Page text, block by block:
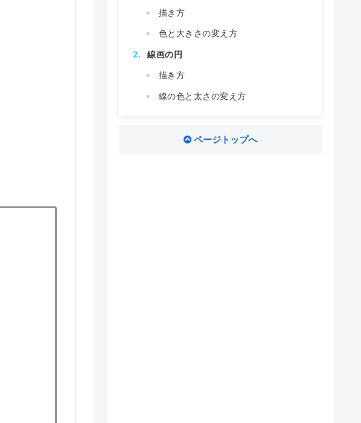
描き方
色と大きさの変え方
線画の円
描き方
線の色と太さの変え方
ページトップへ